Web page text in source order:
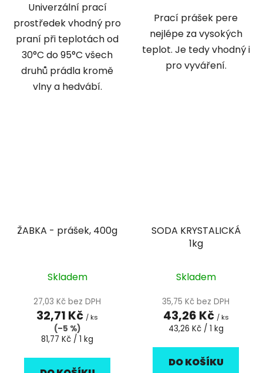
Univerzální prací
prostředek vhodný pro
praní při teplotách od
30°C do 95°C všech
druhů prádla kromě
vlny a hedvábí.
Prací prášek pere
nejlépe za vysokých
teplot. Je tedy vhodný i
pro vyváření.
ŽABKA - prášek, 400g
Skladem
27,03 Kč bez DPH
32,71 Kč / ks
(–5 %)
Měrná
81,77 Kč / 1 kg
SODA KRYSTALICKÁ
1kg
Skladem
35,75 Kč bez DPH
43,26 Kč / ks
Měrná
43,26 Kč / 1 kg
DO KOŠÍKU